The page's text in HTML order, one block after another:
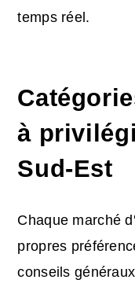
temps réel.
à
Sud-Est
Chaque marché
propres
conseils